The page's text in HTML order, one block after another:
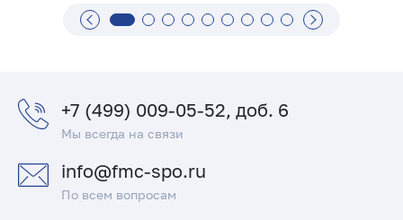
+7 (499) 009-05-52, доб. 6
Мы всегда на связи
info@fmc-spo.ru
По всем вопросам